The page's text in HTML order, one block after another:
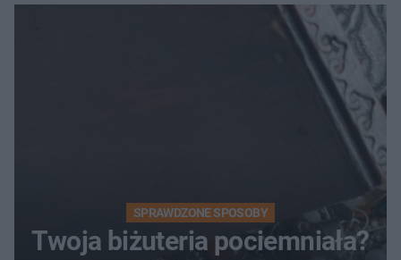
SPRAWDZONE SPOSOBY
Twoja biżuteria pociemniała?